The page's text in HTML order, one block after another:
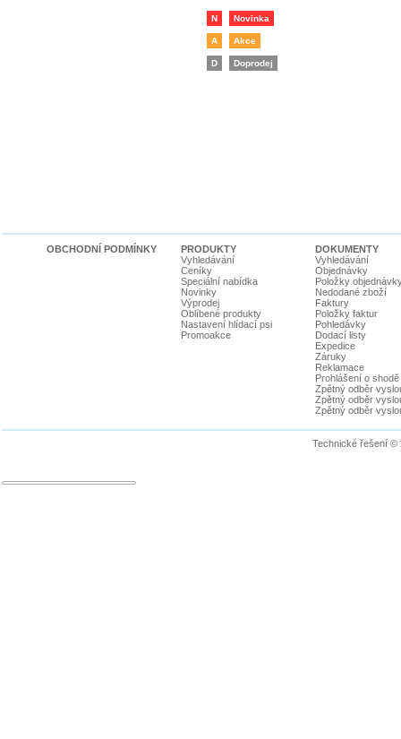
N Novinka
A Akce
D Doprodej
OBCHODNÍ PODMÍNKY
PRODUKTY
Vyhledávání
Ceníky
Speciální nabídka
Novinky
Výprodej
Oblíbené produkty
Nastavení hlídací psi
Promoakce
DOKUMENTY
Vyhledávání
Objednávky
Položky
Nedodané zboží
Faktury
Položky faktur
Pohledávky
Dodací listy
Expedice
Záruky
Reklamace
Prohlášení o shodě
Zpětný odběr
Zpětný odběr
Zpětný odběr
Technické řešení ©